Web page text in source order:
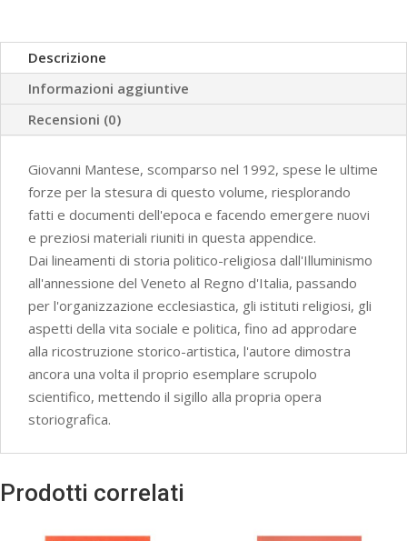
V
Appendice
quantità
Descrizione
Informazioni aggiuntive
Recensioni (0)
Giovanni Mantese, scomparso nel 1992, spese le ultime
forze per la stesura di questo volume, riesplorando
fatti e documenti dell'epoca e facendo emergere nuovi
e preziosi materiali riuniti in questa appendice.
Dai lineamenti di storia politico-religiosa dall'Illuminismo
all'annessione del Veneto al Regno d'Italia, passando
per l'organizzazione ecclesiastica, gli istituti religiosi, gli
aspetti della vita sociale e politica, fino ad approdare
alla ricostruzione storico-artistica, l'autore dimostra
ancora una volta il proprio esemplare scrupolo
scientifico, mettendo il sigillo alla propria opera
storiografica.
Prodotti correlati